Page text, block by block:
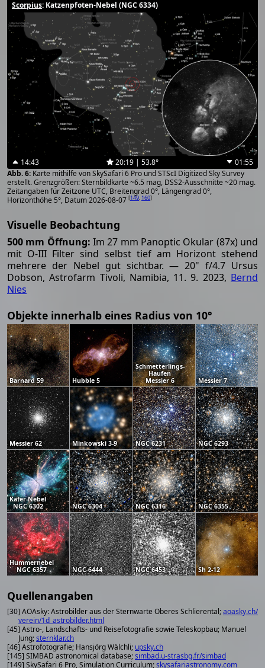
Scorpius: Katzenpfoten-Nebel (NGC 6334)
14:43 20:19 | 53.8°
01:55
Karte mithilfe von SkySafari 6 Pro und STScI Digitized Sky Survey
erstellt. Grenzgrößen: Sternbildkarte ~6.5 mag, DSS2-Ausschnitte ~20 mag.
Zeitangaben für Zeitzone UTC, Breitengrad 0°, Längengrad 0°,
Horizonthöhe 5°, Datum 2026-08-07 [149, 160]
Visuelle Beobachtung
500 mm Öffnung: Im 27 mm Panoptic Okular (87x) und
mit O-III Filter sind selbst tief am Horizont stehend
mehrere der Nebel gut sichtbar. — 20" f/4.7 Ursus
Dobson, Astrofarm Tivoli, Namibia, 11. 9. 2023, Bernd
Nies
Objekte innerhalb eines Radius von 10°
Barnard 59 Hubble 5
Schmetterlings-
Haufen
Messier 6
Messier 7
Messier 62 Minkowski 3-9 NGC 6231 NGC 6293
Käfer-Nebel
NGC 6302
NGC 6304 NGC 6316 NGC 6355
Hummernebel
NGC 6357
NGC 6444 NGC 6453 Sh 2-12
Quellenangaben
[30] AOAsky: Astrobilder aus der Sternwarte Oberes Schlierental;aoasky.ch/
verein/1d_astrobilder.html
[45] Astro-, Landschafts- und Reisefotografie sowie Teleskopbau; Manuel
Jung;sternklar.ch
[46] Astrofotografie; Hansjörg Wälchli; upsky.ch
[145] SIMBAD astronomical database;simbad.u-strasbg.fr/simbad
[149] SkySafari 6 Pro, Simulation Curriculum;skysafariastronomy.com